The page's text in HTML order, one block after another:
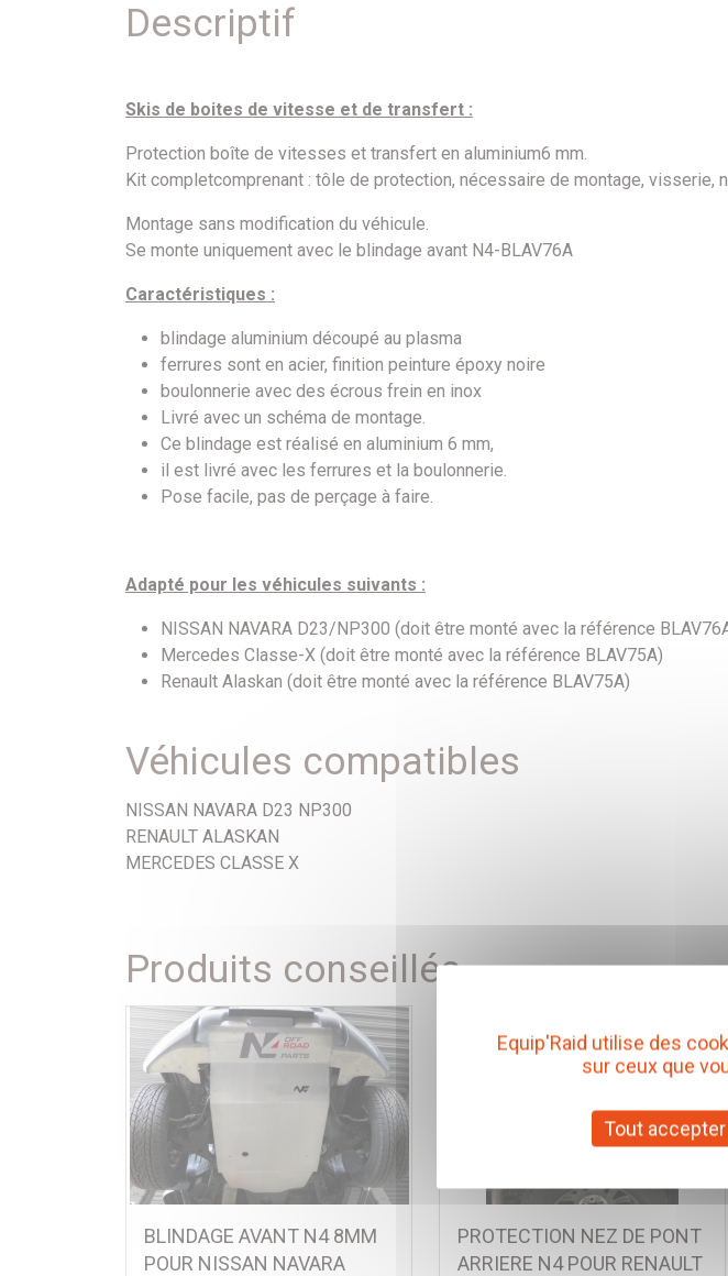
Descriptif
Skis de boites de vitesse et de transfert :
Protection boîte de vitesses et transfert en aluminium6 mm
Kit completcomprenant : tôle de protection, nécessaire de montage, visserie,
Montage sans modification du véhicule
Se monte uniquement avec le blindage avant N4-BLAV76A
Caractéristiques :
blindage aluminium découpé au plasma
ferrures sont en acier, finition peinture époxy noire
boulonnerie avec des écrous frein en inox
Livré avec un schéma de montage.
Ce blindage est réalisé en aluminium 6 mm,
il est livré avec les ferrures et la boulonnerie.
Pose facile, pas de perçage à faire.
Adapté pour les véhicules suivants :
NISSAN NAVARA D23/NP300 (doit être monté avec la référence
Mercedes Classe-X (doit être monté avec la référence BLAV75A)
Renault Alaskan (doit être monté avec la référence BLAV75A)
Véhicules compatibles
NISSAN NAVARA D23 NP300
RENAULT ALASKAN
MERCEDES CLASSE X
Produits conseillés
BLINDAGE AVANT N4 8MM
POUR NISSAN NAVARA
PROTECTION NEZ DE PONT
ARRIERE N4 POUR RENAULT
Equip'Raid utilise des
sur ceux que
Tout accepter